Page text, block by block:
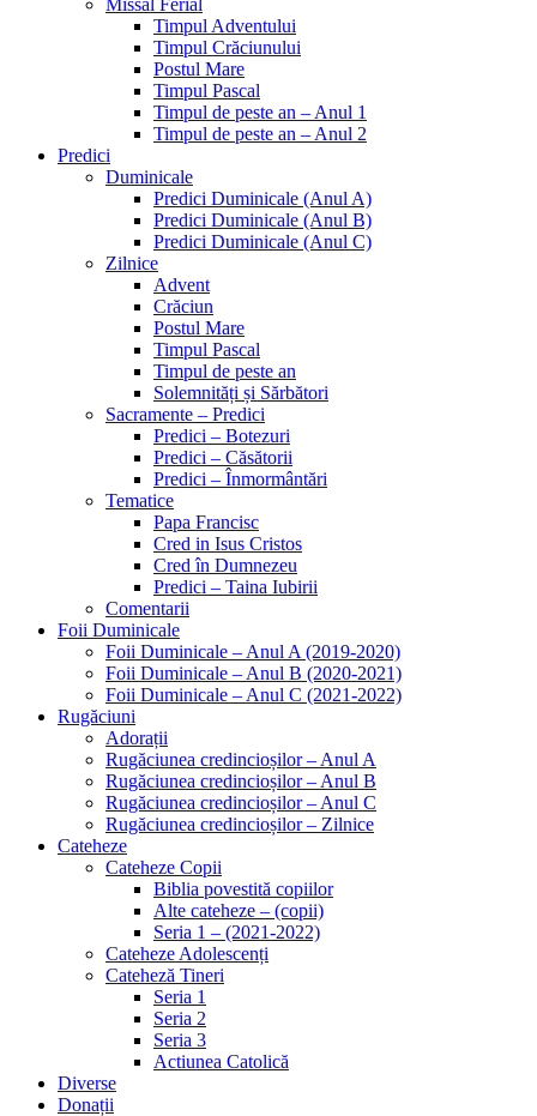
Missal Ferial
Timpul Adventului
Timpul Crăciunului
Postul Mare
Timpul Pascal
Timpul de peste an – Anul 1
Timpul de peste an – Anul 2
Predici
Duminicale
Predici Duminicale (Anul A)
Predici Duminicale (Anul B)
Predici Duminicale (Anul C)
Zilnice
Advent
Crăciun
Postul Mare
Timpul Pascal
Timpul de peste an
Solemnități și Sărbători
Sacramente – Predici
Predici – Botezuri
Predici – Căsătorii
Predici – Înmormântări
Tematice
Papa Francisc
Cred in Isus Cristos
Cred în Dumnezeu
Predici – Taina Iubirii
Comentarii
Foii Duminicale
Foii Duminicale – Anul A (2019-2020)
Foii Duminicale – Anul B (2020-2021)
Foii Duminicale – Anul C (2021-2022)
Rugăciuni
Adorații
Rugăciunea credincioșilor – Anul A
Rugăciunea credincioșilor – Anul B
Rugăciunea credincioșilor – Anul C
Rugăciunea credincioșilor – Zilnice
Cateheze
Cateheze Copii
Biblia povestită copiilor
Alte cateheze – (copii)
Seria 1 – (2021-2022)
Cateheze Adolescenți
Cateheză Tineri
Seria 1
Seria 2
Seria 3
Actiunea Catolică
Diverse
Donații